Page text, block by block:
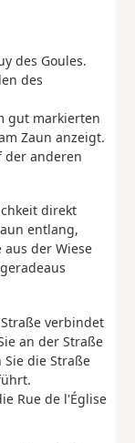
des Goules.
des
gut markierten
Zaun anzeigt.
der anderen
direkt
entlang,
der Wiese
verbindet
an der Straße
die Straße
Rue de l'Église